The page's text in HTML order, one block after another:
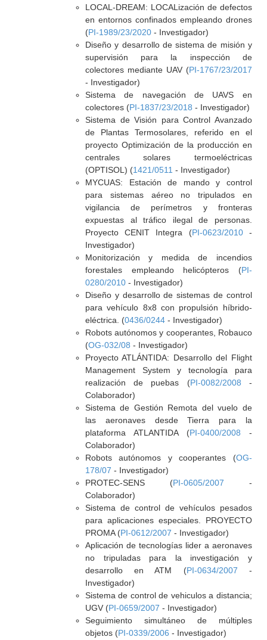
LOCAL-DREAM: LOCALización de defectos
en entornos confinados empleando drones
(PI-1989/23/2020- Investigador)
Diseño y desarrollo de sistema de misión y
supervisión para la inspección de
colectores mediante UAV (PI-1767/23/2017
- Investigador)
Sistema de navegación de UAVS en
colectores (PI-1837/23/2018 - Investigador)
Sistema de Visión para Control Avanzado
de Plantas Termosolares, referido en el
proyecto Optimización de la producción en
centrales solares termoeléctricas
(OPTISOL) (1421/0511 - Investigador)
MYCUAS: Estación de mando y control
para sistemas aéreo no tripulados en
vigilancia de perímetros y fronteras
expuestas al tráfico ilegal de personas.
Proyecto CENIT Integra (PI-0623/2010-
Investigador)
Monitorización y medida de incendios
forestales empleando helicópteros (PI-
0280/2010- Investigador)
Diseño y desarrollo de sistemas de control
para vehículo 8x8 con propulsión híbrido-
eléctrica. (0436/0244- Investigador)
Robots autónomos y cooperantes, Robauco
(OG-032/08 - Investigador)
Proyecto ATLÁNTIDA: Desarrollo del Flight
Management System y tecnología para
realización de puebas (PI-0082/2008 -
Colaborador)
Sistema de Gestión Remota del vuelo de
las aeronaves desde Tierra para la
plataforma ATLANTIDA (PI-0400/2008 -
Colaborador)
Robots autónomos y cooperantes (OG-
178/07 - Investigador)
PROTEC-SENS (PI-0605/2007 -
Colaborador)
Sistema de control de vehículos pesados
para aplicaciones especiales. PROYECTO
PROMA (PI-0612/2007 - Investigador)
Aplicación de tecnologías lider a aeronaves
no tripuladas para la investigación y
desarrollo en ATM (PI-0634/2007 -
Investigador)
Sistema de control de vehiculos a distancia;
UGV (PI-0659/2007 - Investigador)
Seguimiento simultáneo de múltiples
objetos (PI-0339/2006 - Investigador)